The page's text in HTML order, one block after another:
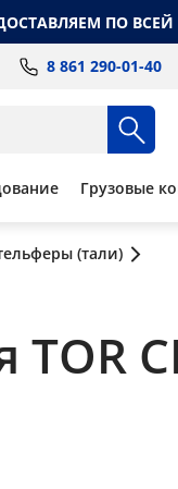
ПО
8 861 290-01-40
Грузовые
(тали)